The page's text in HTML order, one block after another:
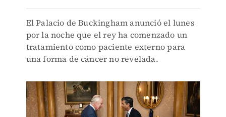
El Palacio de Buckingham anunció el lunes
por la noche que el rey ha comenzado un
tratamiento como paciente externo para
una forma de cáncer no revelada.